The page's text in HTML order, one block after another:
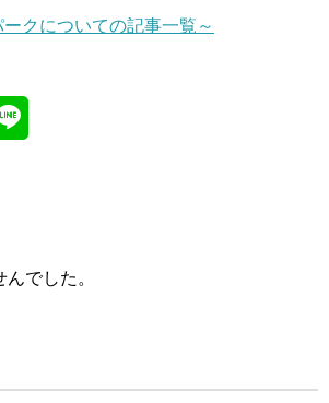
クについての記事一覧～
でした。